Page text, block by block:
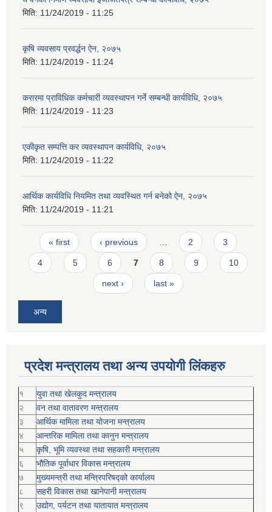
मिति: 11/24/2019 - 11:25
कृषि व्यवसाय प्रवर्द्धन ऐन, २०७५
मिति: 11/24/2019 - 11:24
करारमा प्राविधिक कर्मचारी व्यवस्थापन गर्ने सम्बन्धी कार्यविधि, २०७५
मिति: 11/24/2019 - 11:23
एकीकृत सम्पत्ति कर व्यवस्थापन कार्यविधि, २०७५
मिति: 11/24/2019 - 11:22
आर्थिक कार्यविधि नियमित तथा व्यवस्थित गर्न बनेको ऐन, २०७५
मिति: 11/24/2019 - 11:21
Pages
« first ‹ previous … 2 3
4 5 6 7 8 9 10
next › last »
अन्य
प्रदेश मन्त्रालय तथा अन्य उपयोगी लिंकहरु
१
युवा तथा खेलकुद मन्त्रालय
२
वन तथा वातावरण मन्त्रालय
३
आर्थिक मामिला तथा योजना मन्त्रालय
४
आन्तरिक मामिला तथा कानुन मन्त्रालय
५
कृषि, भूमि व्यवस्था तथा सहकारी मन्त्रालय
६
भौतिक पूर्वाधार विकास मन्त्रालय
७
मुख्यमन्त्री तथा मन्त्रिपरिषद्को कार्यालय
८
सहरी विकास तथा खानेपानी मन्त्रालय
९
उद्योग, पर्यटन तथा यातायात मन्त्रालय